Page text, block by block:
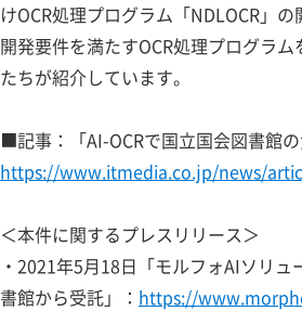
けOCR処理プログラム「NDLOCR」
開発要件を満たすOCR処理プログラ
たちが紹介しています。
■記事：「AI-OCRで国立国会図書館
https://www.itmedia.co.jp/news/
＜本件に関するプレスリリース＞
・2021年5月18日「モルフォAIソリ
書館から受託」： https://